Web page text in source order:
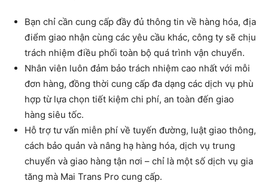
Bạn chỉ cần cung cấp đầy đủ thông tin về hàng hóa, địa
điểm giao nhận cùng các yêu cầu khác, công ty sẽ chịu
trách nhiệm điều phối toàn bộ quá trình vận chuyển.
Nhân viên luôn đảm bảo trách nhiệm cao nhất với mỗi
đơn hàng, đồng thời cung cấp đa dạng các dịch vụ phù
hợp từ lựa chọn tiết kiệm chi phí, an toàn đến giao
hàng siêu tốc.
Hỗ trợ tư vấn miễn phí về tuyến đường, luật giao thông,
cách bảo quản và nâng hạ hàng hóa, dịch vụ trung
chuyển và giao hàng tận nơi – chỉ là một số dịch vụ gia
tăng mà Mai Trans Pro cung cấp.